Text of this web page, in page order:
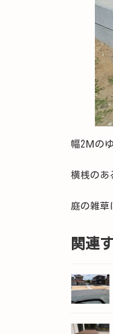
幅2Ｍの
横桟のあ
庭の雑草
関連